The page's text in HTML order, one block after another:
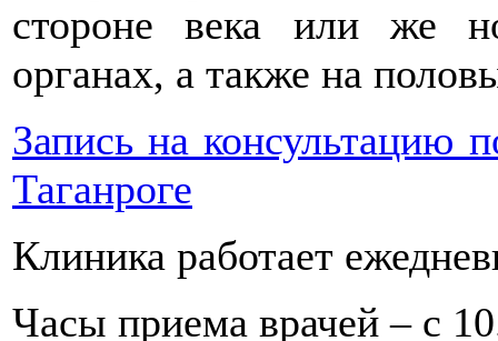
стороне века или же
органах, а также на
Запись на консультацию
Таганроге
Клиника работает
Часы приема врачей – с